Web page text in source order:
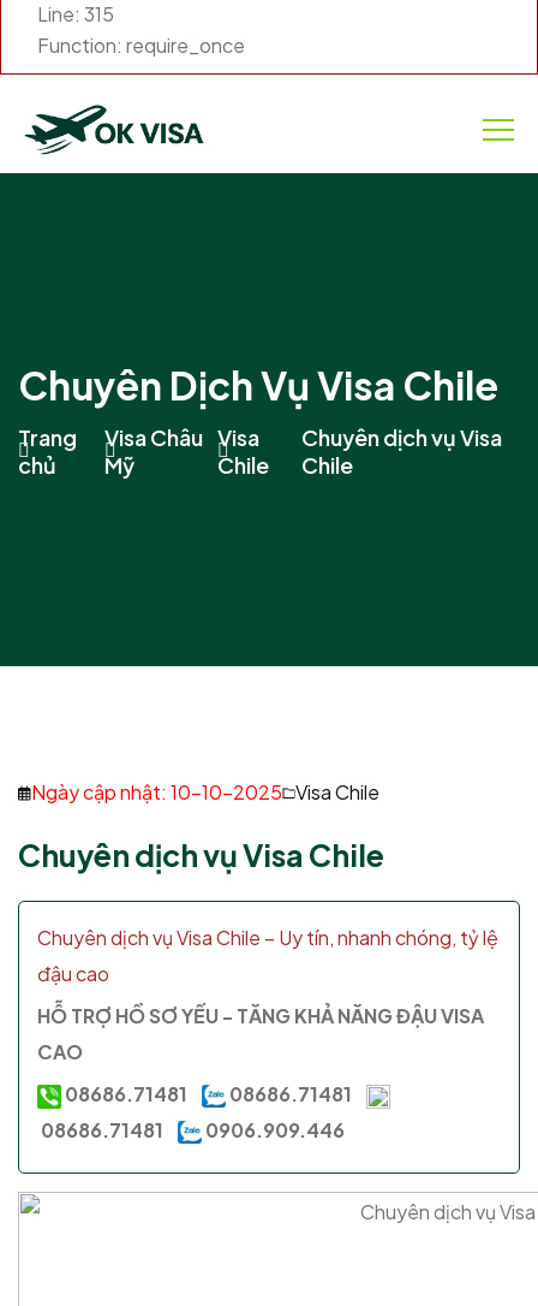
Line: 315
Function: require_once
Chuyên Dịch Vụ Visa Chile
Trang
chủ
Visa Châu
Mỹ
Visa
Chile
Chuyên dịch vụ Visa
Chile
Ngày cập nhật: 10-10-2025 Visa Chile
Chuyên dịch vụ Visa Chile
Chuyên dịch vụ Visa Chile – Uy tín, nhanh chóng, tỷ lệ
đậu cao
HỖ TRỢ HỒ SƠ YẾU - TĂNG KHẢ NĂNG ĐẬU VISA
CAO
08686.71481
08686.71481
08686.71481
0906.909.446